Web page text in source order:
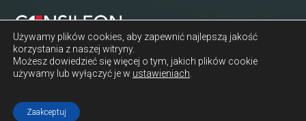
Używamy plików cookies, aby zapewnić najlepszą jakość
korzystania z naszej witryny.
Możesz dowiedzieć się więcej o tym, jakich plików cookie
używamy lub wyłączyć je w ustawieniach
Zaakceptuj